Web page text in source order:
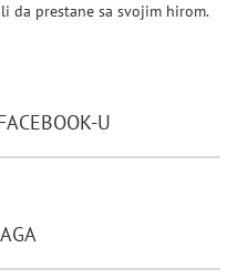
da prestane sa svojim hirom.
U